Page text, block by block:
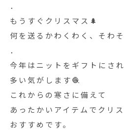
．
もうすぐクリスマス🌲
何を送るかわくわく、そわそ
．
今年はニットをギフトにさ
多い気がします🧶
これからの寒さに備えて
あったかいアイテムでクリ
おすすめです。